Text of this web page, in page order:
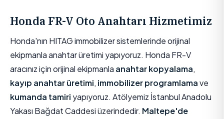
Honda FR-V Oto Anahtarı Hizmetimiz
Honda'nın HITAG immobilizer sistemlerinde orijinal
ekipmanla anahtar üretimi yapıyoruz. Honda FR-V
aracınız için orijinal ekipmanla anahtar kopyalama,
kayıp anahtar üretimi, immobilizer programlamave
kumanda tamiri yapıyoruz. Atölyemiz İstanbul Anadolu
Yakası Bağdat Caddesi üzerindedir. Maltepe'de